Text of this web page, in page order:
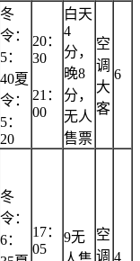
冬
令：
5：
40夏
令：
5：
20
20：
30
21：
00
白天
4
分，
晚8
分，
无人
售票
空
调
大
客
6
冬
令：
6：
17：
05
9无
空
调 4